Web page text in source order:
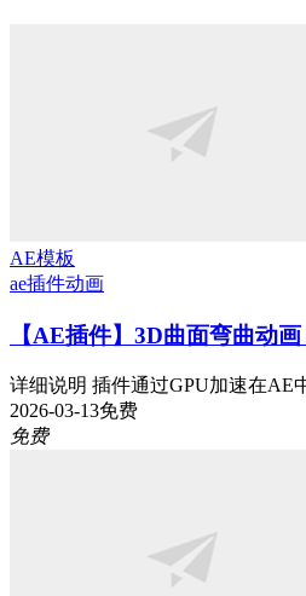
AE模板
ae插件动画
【AE插件】3D曲面弯曲动
详细说明 插件通过GPU加速在AE
2026-03-13免费
免费